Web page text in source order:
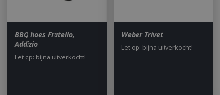
BBQ hoes Fratello,
Addizio
Let op: bijna uitverkocht!
Weber Trivet
Let op: bijna uitverkocht!